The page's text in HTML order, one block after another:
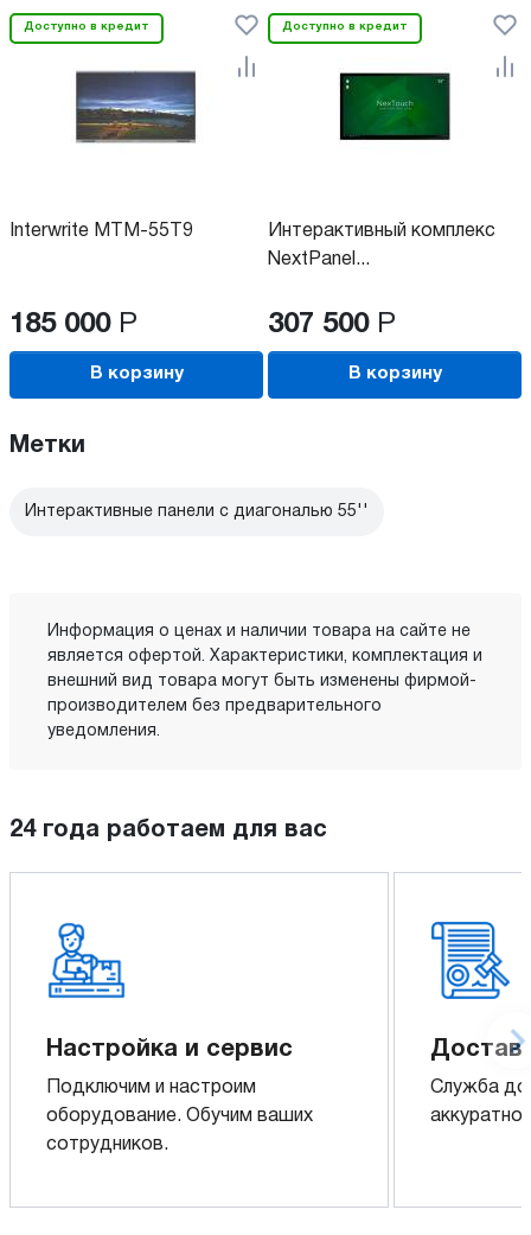
Доступно в кредит
Interwrite MTM-55T9
185 000 Р
В корзину
Доступно в кредит
Интерактивный комплекс
NextPanel...
307 500 Р
В корзину
Метки
Интерактивные панели с диагональю 55''
Информация о ценах и наличии товара на сайте не
является офертой. Характеристики, комплектация и
внешний вид товара могут быть изменены фирмой-
производителем без предварительного
уведомления.
24 года работаем для вас
Настройка и сервис
Подключим и настроим
оборудование. Обучим ваших
сотрудников.
Служба
аккуратно